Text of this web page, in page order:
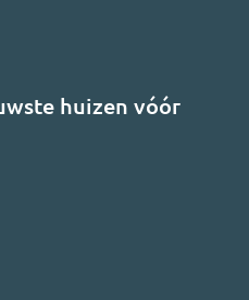
huizen vóór